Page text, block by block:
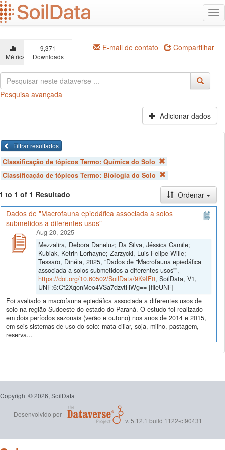
Ir
para
o
principal
Métricas
9,371
Downloads
E-mail de contato Compartilhar
Pesquisa avançada
Adicionar dados
Filtrar resultados
Classificação de tópicos Termo: Química do Solo
Classificação de tópicos Termo: Biologia do Solo
to 1 of 1 Resultado
Ordenar
Dados de "Macrofauna epiedáfica associada a solos
submetidos a diferentes usos"
Aug 20, 2025
Mezzalira, Debora Daneluz; Da Silva, Jéssica Camile;
Kubiak, Ketrin Lorhayne; Zarzycki, Luis Felipe Wille;
Tessaro, Dinéia, 2025, "Dados de "Macrofauna epiedáfica
associada a solos submetidos a diferentes usos"",
https://doi.org/10.60502/SoilData/9K9IF0, SoilData, V1,
UNF:6:Cf2XqonMeo4VSa7dzvtHWg== [fileUNF]
Foi avaliado a macrofauna epiedáfica associada a diferentes usos de
solo na região Sudoeste do estado do Paraná. O estudo foi realizado
em dois períodos sazonais (verão e outono) nos anos de 2014 e 2015,
em seis sistemas de uso do solo: mata ciliar, soja, milho, pastagem,
reserva...
Copyright © 2026, SoilData
Desenvolvido por
v. 5.12.1 build 1122-cf90431